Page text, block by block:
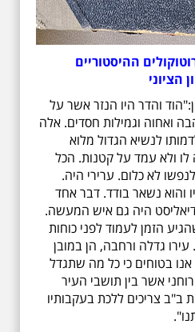
ההיסטוריים
הציוני
והדר היו הנזר אשר על
ואחוה וגמילות חסדים. אלה
לנשיא הגדול מלוא
לו ולא עמד על קטנות. הכל
לא כלום. ערירי היה.
והוא נשאר בודד. דבר אחד
היה גם איש המעשה.
הזמן לעמוד לפני כוחות
גדלה ורחבה, הן במובן
אנו בטוחים כי כל מה שתגדל
אשר בין תושבי העיר
ב"ב צריכים ללכת בעקבותיו